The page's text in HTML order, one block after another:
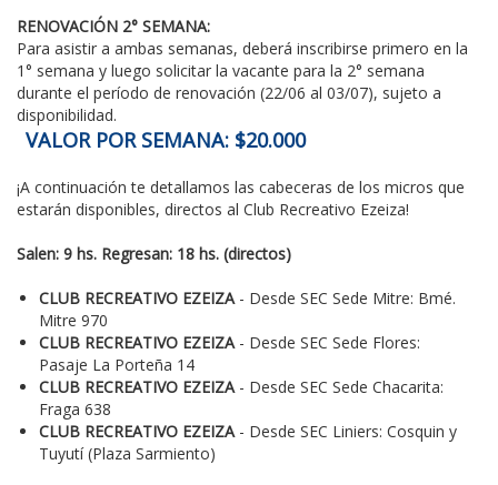
RENOVACIÓN 2° SEMANA:
Para asistir a ambas semanas, deberá inscribirse primero en la
1° semana y luego solicitar la vacante para la 2° semana
durante el período de renovación (22/06 al 03/07), sujeto a
disponibilidad.
VALOR POR SEMANA: $20.000
¡A continuación te detallamos las cabeceras de los micros que
estarán disponibles, directos al Club Recreativo Ezeiza!
Salen: 9 hs. Regresan: 18 hs. (directos)
CLUB RECREATIVO EZEIZA - Desde SEC Sede Mitre: Bmé.
Mitre 970
CLUB RECREATIVO EZEIZA - Desde SEC Sede Flores:
Pasaje La Porteña 14
CLUB RECREATIVO EZEIZA - Desde SEC Sede Chacarita:
Fraga 638
CLUB RECREATIVO EZEIZA - Desde SEC Liniers: Cosquin y
Tuyutí (Plaza Sarmiento)